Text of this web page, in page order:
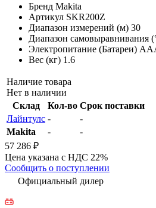
Бренд Makita
Артикул SKR200Z
Диапазон измерений (м) 30
Диапазон самовыравнивания
Электропитание (Батареи)
Вес (кг) 1.6
Наличие товара
Нет в наличии
Склад
Кол-во Срок поставки
Лайнтулс -
-
Makita
-
-
57 286 ₽
Цена указана с НДС 22%
Сообщить о поступлении
Официальный дилер